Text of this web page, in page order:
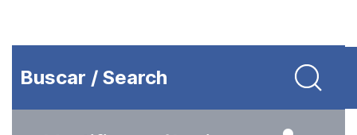
Buscar / Search